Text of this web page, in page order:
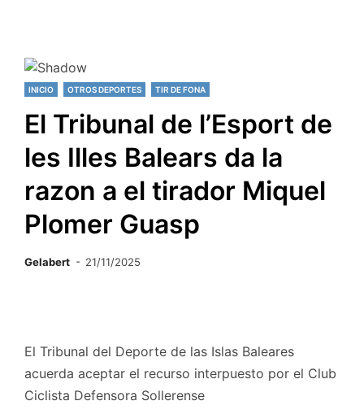
INICIO OTROS DEPORTES TIR DE FONA
El Tribunal de l’Esport de
les Illes Balears da la
razon a el tirador Miquel
Plomer Guasp
Gelabert 21/11/2025
El Tribunal del Deporte de las Islas Baleares
acuerda aceptar el recurso interpuesto por el Club
Ciclista Defensora Sollerense